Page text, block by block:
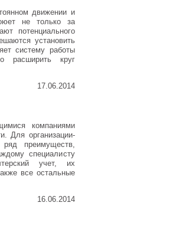
движении и
не только за
потенциального
установить
систему работы
расширить круг
17.06.2014
компаниями
Для организации-
ряд преимуществ,
специалисту
учет, их
все остальные
16.06.2014